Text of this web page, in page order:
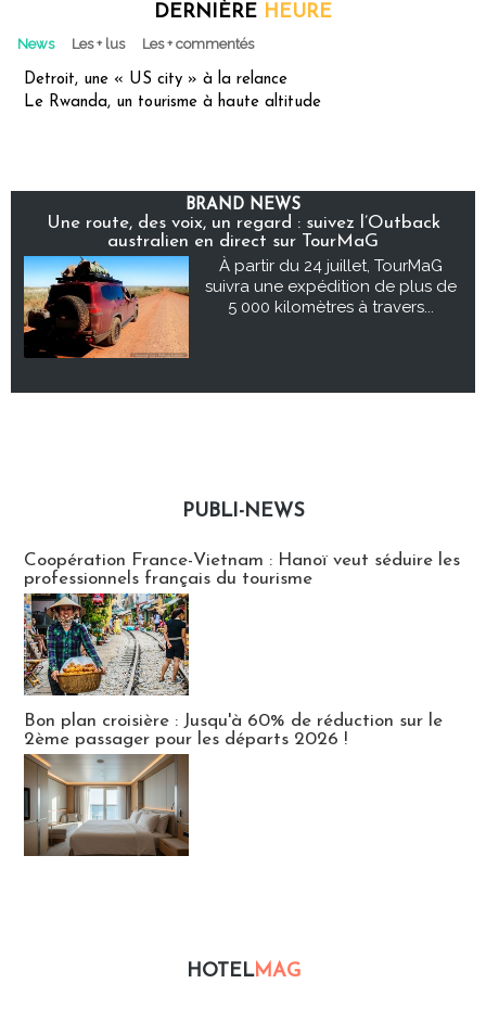
DERNIÈRE HEURE
News Les + lus Les + commentés
Detroit, une « US city » à la relance
Le Rwanda, un tourisme à haute altitude
BRAND NEWS
Une route, des voix, un regard : suivez l’Outback
australien en direct sur TourMaG
À partir du 24 juillet, TourMaG
suivra une expédition de plus de
5 000 kilomètres à travers...
PUBLI-NEWS
Coopération France-Vietnam : Hanoï veut séduire les
professionnels français du tourisme
Bon plan croisière : Jusqu'à 60% de réduction sur le
2ème passager pour les départs 2026 !
HOTELMAG